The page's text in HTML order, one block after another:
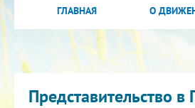
ГЛАВНАЯ О
Представительство